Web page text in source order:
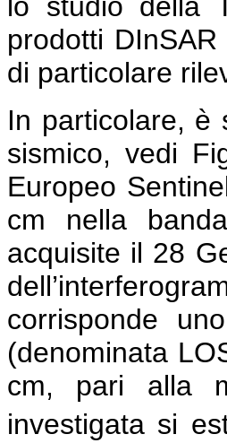
prodotti
di particolare
In particolare, è
sismico, vedi
Europeo
cm nella
acquisite il 28
corrisponde
(denominata
cm, pari alla
investigata si